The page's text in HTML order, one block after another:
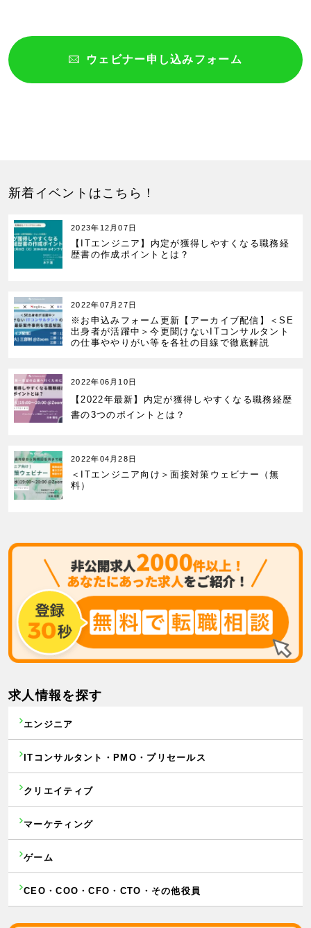
ウェビナー申し込みフォーム
新着イベントはこちら！
2023年12月07日
【ITエンジニア】内定が獲得しやすくなる職務経
歴書の作成ポイントとは？
2022年07月27日
※お申込みフォーム更新【アーカイブ配信】＜SE
出身者が活躍中＞今更聞けないITコンサルタント
の仕事ややりがい等を各社の目線で徹底解説
2022年06月10日
【2022年最新】 内定が獲得しやすくなる職務経歴
書の3つのポイントとは？
2022年04月28日
＜ITエンジニア向け＞面接対策ウェビナー（無
料）
求人情報を探す
エンジニア
ITコンサルタント・PMO・プリセールス
クリエイティブ
マーケティング
ゲーム
CEO・COO・CFO・CTO・その他役員